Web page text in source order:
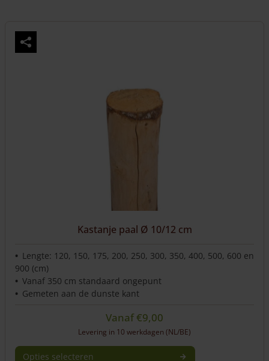
Kastanje paal Ø 10/12 cm
Lengte: 120, 150, 175, 200, 250, 300, 350, 400, 500, 600 en
900 (cm)
Vanaf 350 cm standaard ongepunt
Gemeten aan de dunste kant
Vanaf€9,00
Levering in 10 werkdagen (NL/BE)
Opties selecteren